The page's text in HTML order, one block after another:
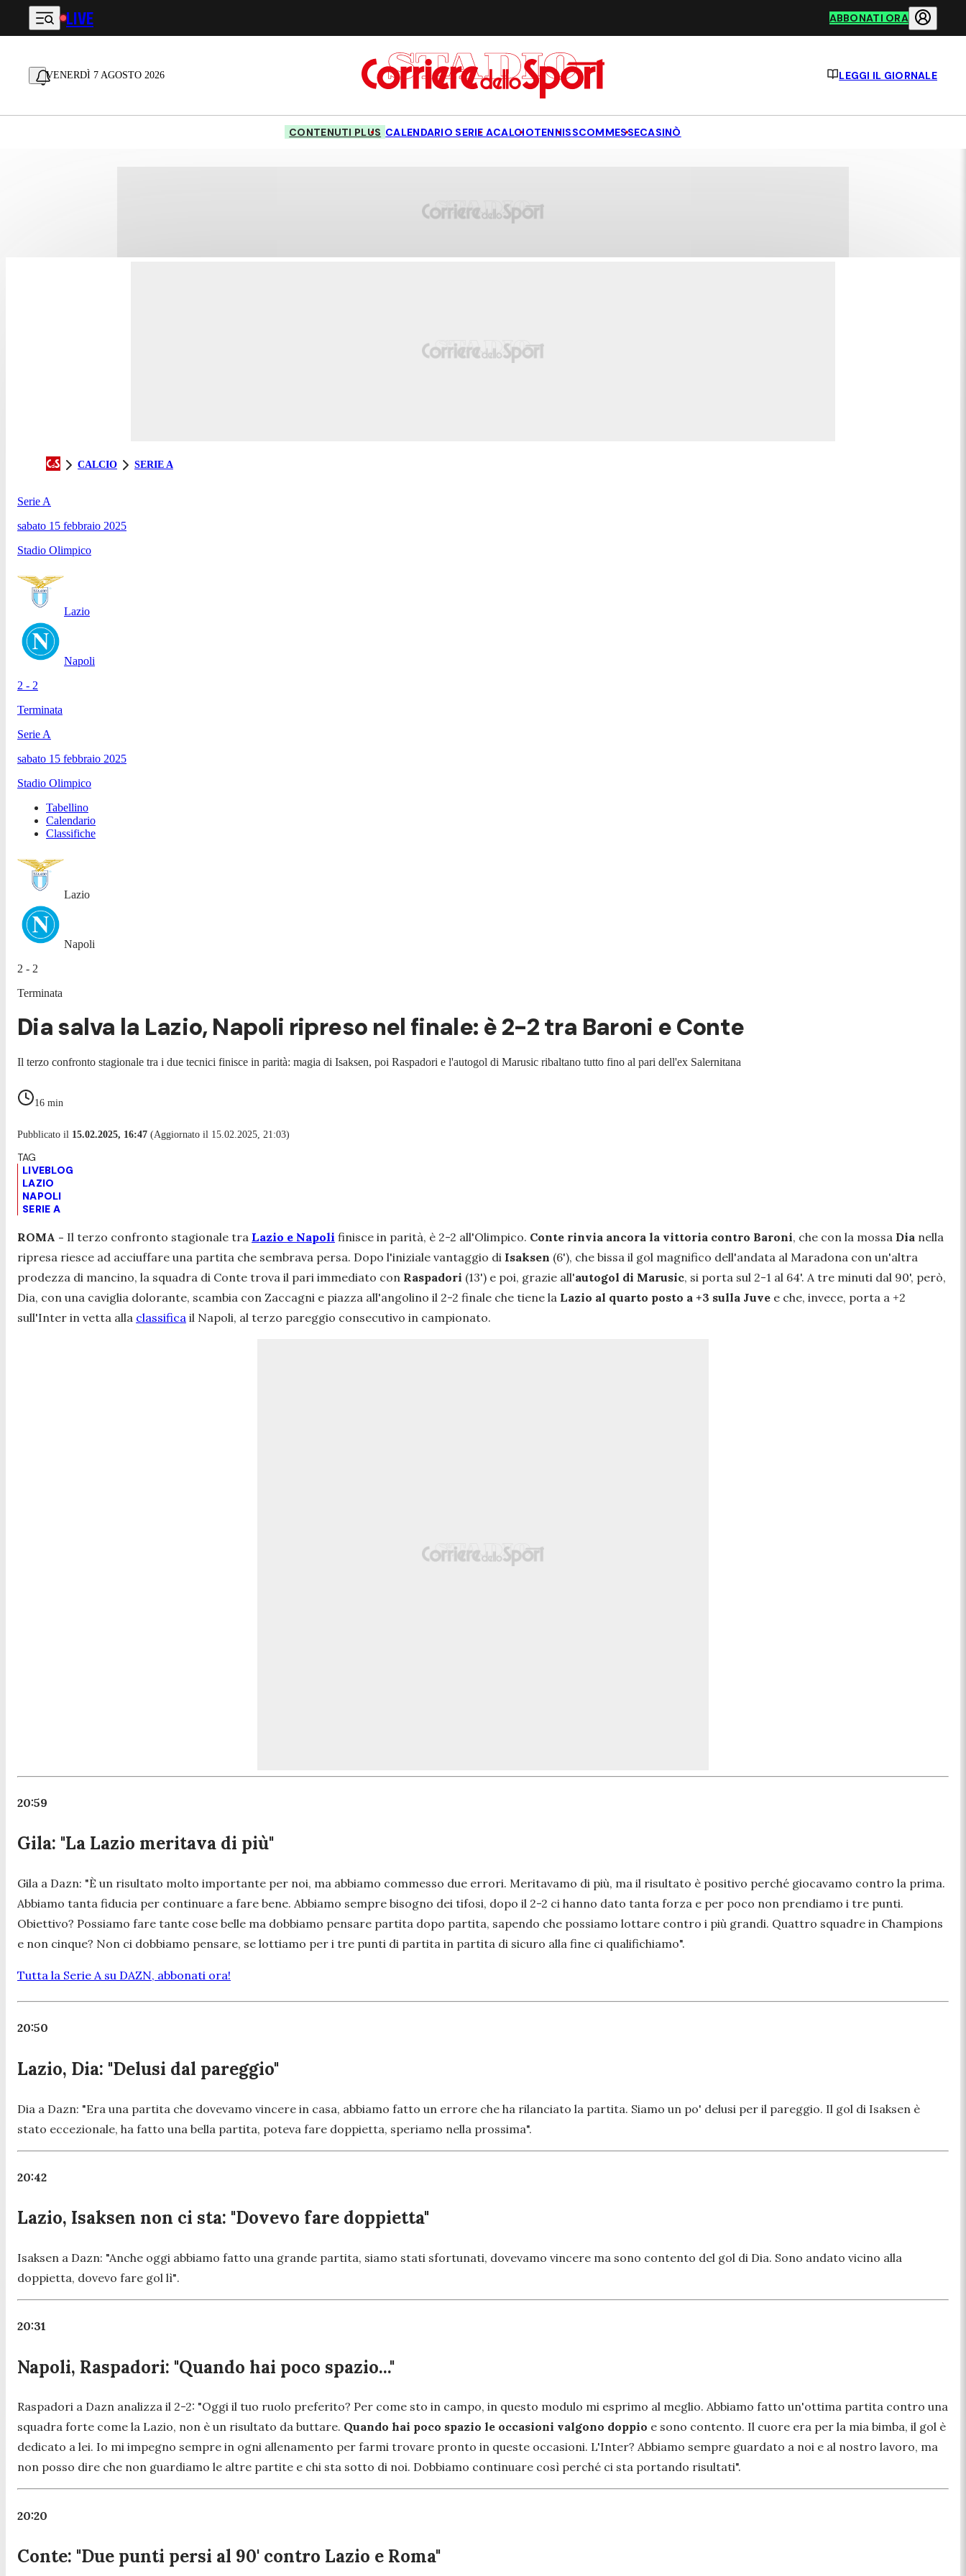
Vai al contenuto principale
LIVE ABBONATI ORA
VENERDÌ 7 AGOSTO 2026 LEGGI IL GIORNALE
CONTENUTI PLUS CALENDARIO SERIE ACALCIOTENNISSCOMMESSECASINÒ
CALCIO SERIE A
Serie A
sabato 15 febbraio 2025
Stadio Olimpico
Lazio
Napoli
2 - 2
Terminata
Serie A
sabato 15 febbraio 2025
Stadio Olimpico
Tabellino
Calendario
Classifiche
Lazio
Napoli
2 - 2
Terminata
Dia salva la Lazio, Napoli ripreso nel finale: è 2-2 tra Baroni e Conte
Il terzo confronto stagionale tra i due tecnici finisce in parità: magia di Isaksen, poi Raspadori e l'autogol di Marusic ribaltano tutto fino al pari dell'ex Salernitana
16 min
Pubblicato il 15.02.2025, 16:47 (Aggiornato il 15.02.2025, 21:03)
LIVEBLOG
LAZIO
NAPOLI
SERIE A
ROMA - Il terzo confronto stagionale tra Lazio e Napoli finisce in parità, è 2-2 all'Olimpico. Conte rinvia ancora la vittoria contro Baroni, che con la mossa Dia nella
ripresa riesce ad acciuffare una partita che sembrava persa. Dopo l'iniziale vantaggio di Isaksen (6'), che bissa il gol magnifico dell'andata al Maradona con un'altra
prodezza di mancino, la squadra di Conte trova il pari immediato con Raspadori (13') e poi, grazie all'autogol di Marusic, si porta sul 2-1 al 64'. A tre minuti dal 90', però,
Dia, con una caviglia dolorante, scambia con Zaccagni e piazza all'angolino il 2-2 finale che tiene la Lazio al quarto posto a +3 sulla Juve e che, invece, porta a +2
sull'Inter in vetta alla classifica il Napoli, al terzo pareggio consecutivo in campionato.
20:59
Gila: "La Lazio meritava di più"
Gila a Dazn: "È un risultato molto importante per noi, ma abbiamo commesso due errori. Meritavamo di più, ma il risultato è positivo perché giocavamo contro la prima.
Abbiamo tanta fiducia per continuare a fare bene. Abbiamo sempre bisogno dei tifosi, dopo il 2-2 ci hanno dato tanta forza e per poco non prendiamo i tre punti.
Obiettivo? Possiamo fare tante cose belle ma dobbiamo pensare partita dopo partita, sapendo che possiamo lottare contro i più grandi. Quattro squadre in Champions
e non cinque? Non ci dobbiamo pensare, se lottiamo per i tre punti di partita in partita di sicuro alla fine ci qualifichiamo".
Tutta la Serie A su DAZN, abbonati ora!
20:50
Lazio, Dia: "Delusi dal pareggio"
Dia a Dazn: "Era una partita che dovevamo vincere in casa, abbiamo fatto un errore che ha rilanciato la partita. Siamo un po' delusi per il pareggio. Il gol di Isaksen è
stato eccezionale, ha fatto una bella partita, poteva fare doppietta, speriamo nella prossima".
20:42
Lazio, Isaksen non ci sta: "Dovevo fare doppietta"
Isaksen a Dazn: "Anche oggi abbiamo fatto una grande partita, siamo stati sfortunati, dovevamo vincere ma sono contento del gol di Dia. Sono andato vicino alla
doppietta, dovevo fare gol lì".
20:31
Napoli, Raspadori: "Quando hai poco spazio..."
Raspadori a Dazn analizza il 2-2: "Oggi il tuo ruolo preferito? Per come sto in campo, in questo modulo mi esprimo al meglio. Abbiamo fatto un'ottima partita contro una
squadra forte come la Lazio, non è un risultato da buttare. Quando hai poco spazio le occasioni valgono doppio e sono contento. Il cuore era per la mia bimba, il gol è
dedicato a lei. Io mi impegno sempre in ogni allenamento per farmi trovare pronto in queste occasioni. L'Inter? Abbiamo sempre guardato a noi e al nostro lavoro, ma
non posso dire che non guardiamo le altre partite e chi sta sotto di noi. Dobbiamo continuare così perché ci sta portando risultati".
20:20
Conte: "Due punti persi al 90' contro Lazio e Roma"